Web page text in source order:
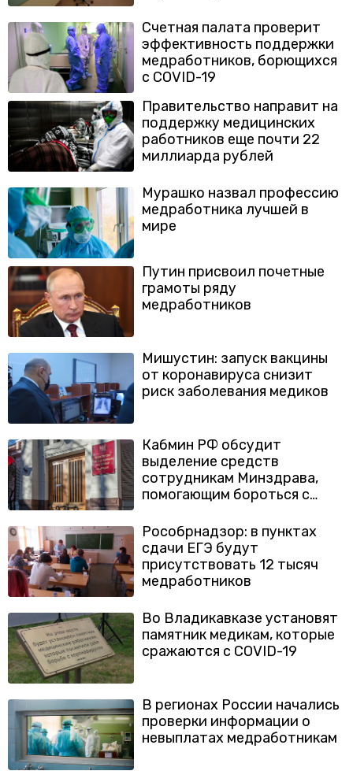
Счетная палата проверит
эффективность поддержки
медработников, борющихся
с COVID-19
Правительство направит на
поддержку медицинских
работников еще почти 22
миллиарда рублей
Мурашко назвал профессию
медработника лучшей в
мире
Путин присвоил почетные
грамоты ряду
медработников
Мишустин: запуск вакцины
от коронавируса снизит
риск заболевания медиков
Кабмин РФ обсудит
выделение средств
сотрудникам Минздрава,
помогающим бороться с
Рособрнадзор: в пунктах
сдачи ЕГЭ будут
присутствовать 12 тысяч
медработников
Во Владикавказе установят
памятник медикам, которые
сражаются с COVID-19
В регионах России начались
проверки информации о
невыплатах медработникам